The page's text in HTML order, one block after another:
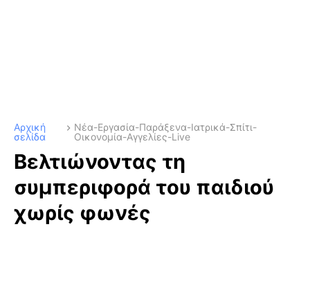
Αρχική
σελίδα
Νέα-Εργασία-Παράξενα-Ιατρικά-Σπίτι-
Οικονομία-Αγγελίες-Live
Βελτιώνοντας τη
συμπεριφορά του παιδιού
χωρίς φωνές